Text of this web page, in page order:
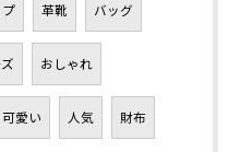
革靴 バッグ
おしゃれ
可愛い 人気 財布